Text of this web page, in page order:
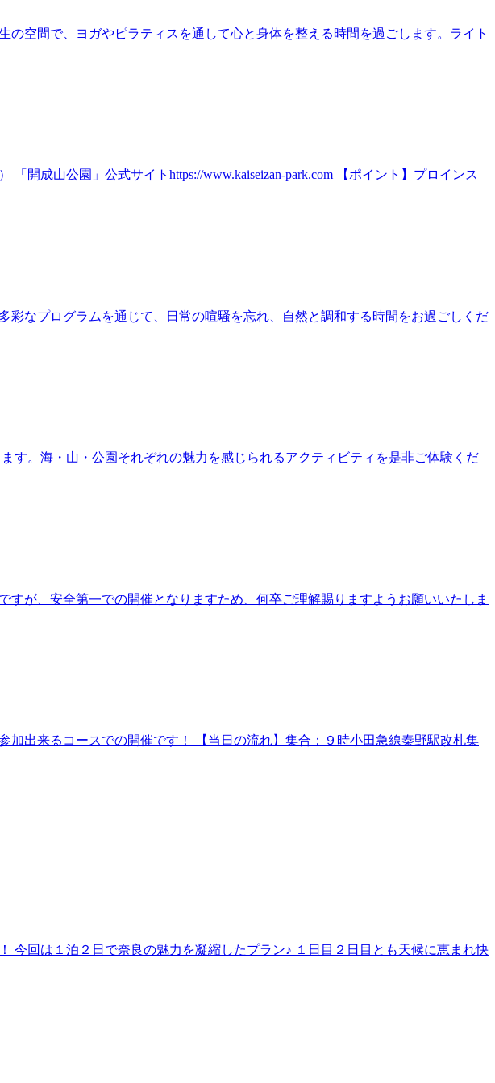
空間で、ヨガやピラティスを通して心と身体を整える時間を過ごします。ライト
開成山公園」公式サイトhttps://www.kaiseizan-park.com 【ポイント】プロインス
なプログラムを通じて、日常の喧騒を忘れ、自然と調和する時間をお過ごしくだ
す。海・山・公園それぞれの魅力を感じられるアクティビティを是非ご体験くだ
が、安全第一での開催となりますため、何卒ご理解賜りますようお願いいたしま
出来るコースでの開催です！ 【当日の流れ】集合：９時小田急線秦野駅改札集
今回は１泊２日で奈良の魅力を凝縮したプラン♪ １日目２日目とも天候に恵まれ快